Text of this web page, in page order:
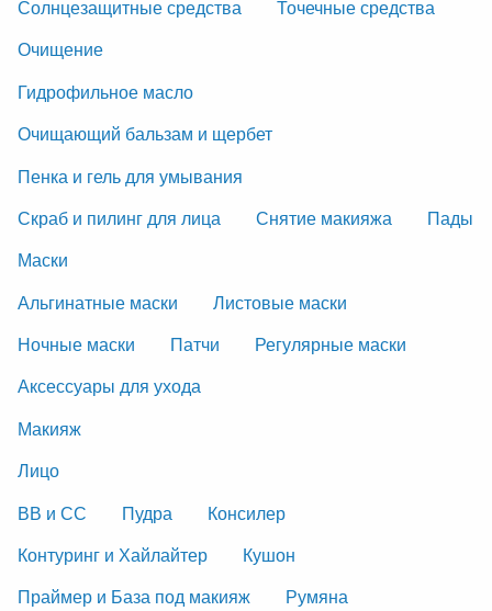
Солнцезащитные средства
Точечные средства
Очищение
Гидрофильное масло
Очищающий бальзам и щербет
Пенка и гель для умывания
Скраб и пилинг для лица
Снятие макияжа
Пады
Маски
Альгинатные маски
Листовые маски
Ночные маски
Патчи
Регулярные маски
Аксессуары для ухода
Макияж
Лицо
ВВ и СС
Пудра
Консилер
Контуринг и Хайлайтер
Кушон
Праймер и База под макияж
Румяна